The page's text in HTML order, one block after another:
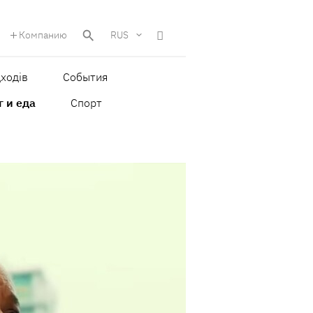
Компанию RUS
События
и еда
Спорт